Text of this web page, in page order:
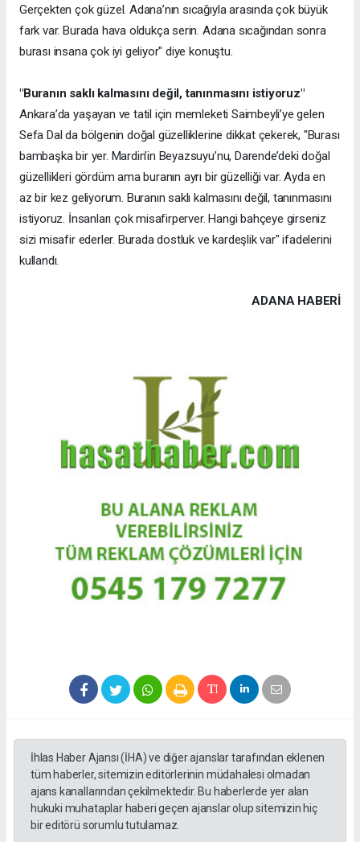
Gerçekten çok güzel. Adana’nın sıcağıyla arasında çok büyük
fark var. Burada hava oldukça serin. Adana sıcağından sonra
burası insana çok iyi geliyor" diye konuştu.
"Buranın saklı kalmasını değil, tanınmasını istiyoruz"
Ankara’da yaşayan ve tatil için memleketi Saimbeyli’ye gelen
Sefa Dal da bölgenin doğal güzelliklerine dikkat çekerek, "Burası
bambaşka bir yer. Mardin’in Beyazsuyu’nu, Darende’deki doğal
güzellikleri gördüm ama buranın ayrı bir güzelliği var. Ayda en
az bir kez geliyorum. Buranın saklı kalmasını değil, tanınmasını
istiyoruz. İnsanları çok misafirperver. Hangi bahçeye girseniz
sizi misafir ederler. Burada dostluk ve kardeşlik var" ifadelerini
kullandı.
ADANA HABERİ
İhlas Haber Ajansı (İHA) ve diğer ajanslar tarafından eklenen
tüm haberler, sitemizin editörlerinin müdahalesi olmadan
ajans kanallarından çekilmektedir. Bu haberlerde yer alan
hukuki muhataplar haberi geçen ajanslar olup sitemizin hiç
bir editörü sorumlu tutulamaz.